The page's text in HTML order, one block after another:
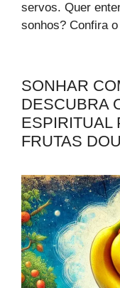
servos. Quer
sonhos? Confira
SONHAR
DESCUBRA
ESPIRITUAL
FRUTAS